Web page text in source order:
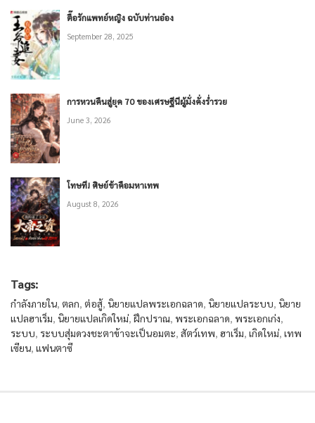
ตื๊อรักแพทย์หญิง ฉบับท่านอ๋อง
September 28, 2025
การหวนคืนสู่ยุค 70 ของเศรษฐีนีผู้มั่งคั่งร่ำรวย
June 3, 2026
โทษที! ศิษย์ข้าคือมหาเทพ
August 8, 2026
Tags:
กำลังภายใน, ตลก, ต่อสู้, นิยายแปลพระเอกฉลาด, นิยายแปลระบบ, นิยาย
แปลฮาเร็ม, นิยายแปลเกิดใหม่, ฝึกปราณ, พระเอกฉลาด, พระเอกเก่ง,
ระบบ, ระบบสุ่มดวงชะตาข้าจะเป็นอมตะ, สัตว์เทพ, ฮาเร็ม, เกิดใหม่, เทพ
เซียน, แฟนตาซี